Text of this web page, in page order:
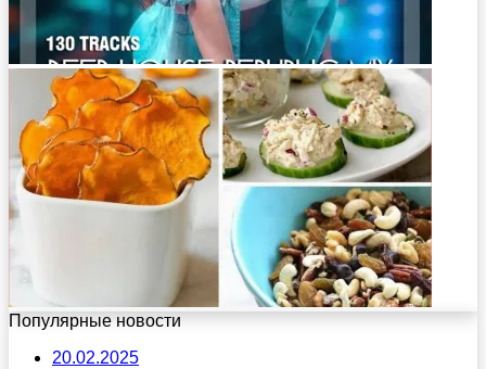
Популярные новости
20.02.2025